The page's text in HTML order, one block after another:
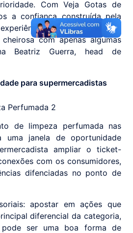
Com Veja Gotas de
a confiança construída pela
completa, que deixa
com apenas algumas
Beatriz Guerra, head de
para supermercadistas
de limpeza perfumada nas
uma janela de oportunidade
ampliar o ticket-
com os consumidores,
difenciadas no ponto de
apostar em ações que
diferencial da categoria,
ser uma boa forma de